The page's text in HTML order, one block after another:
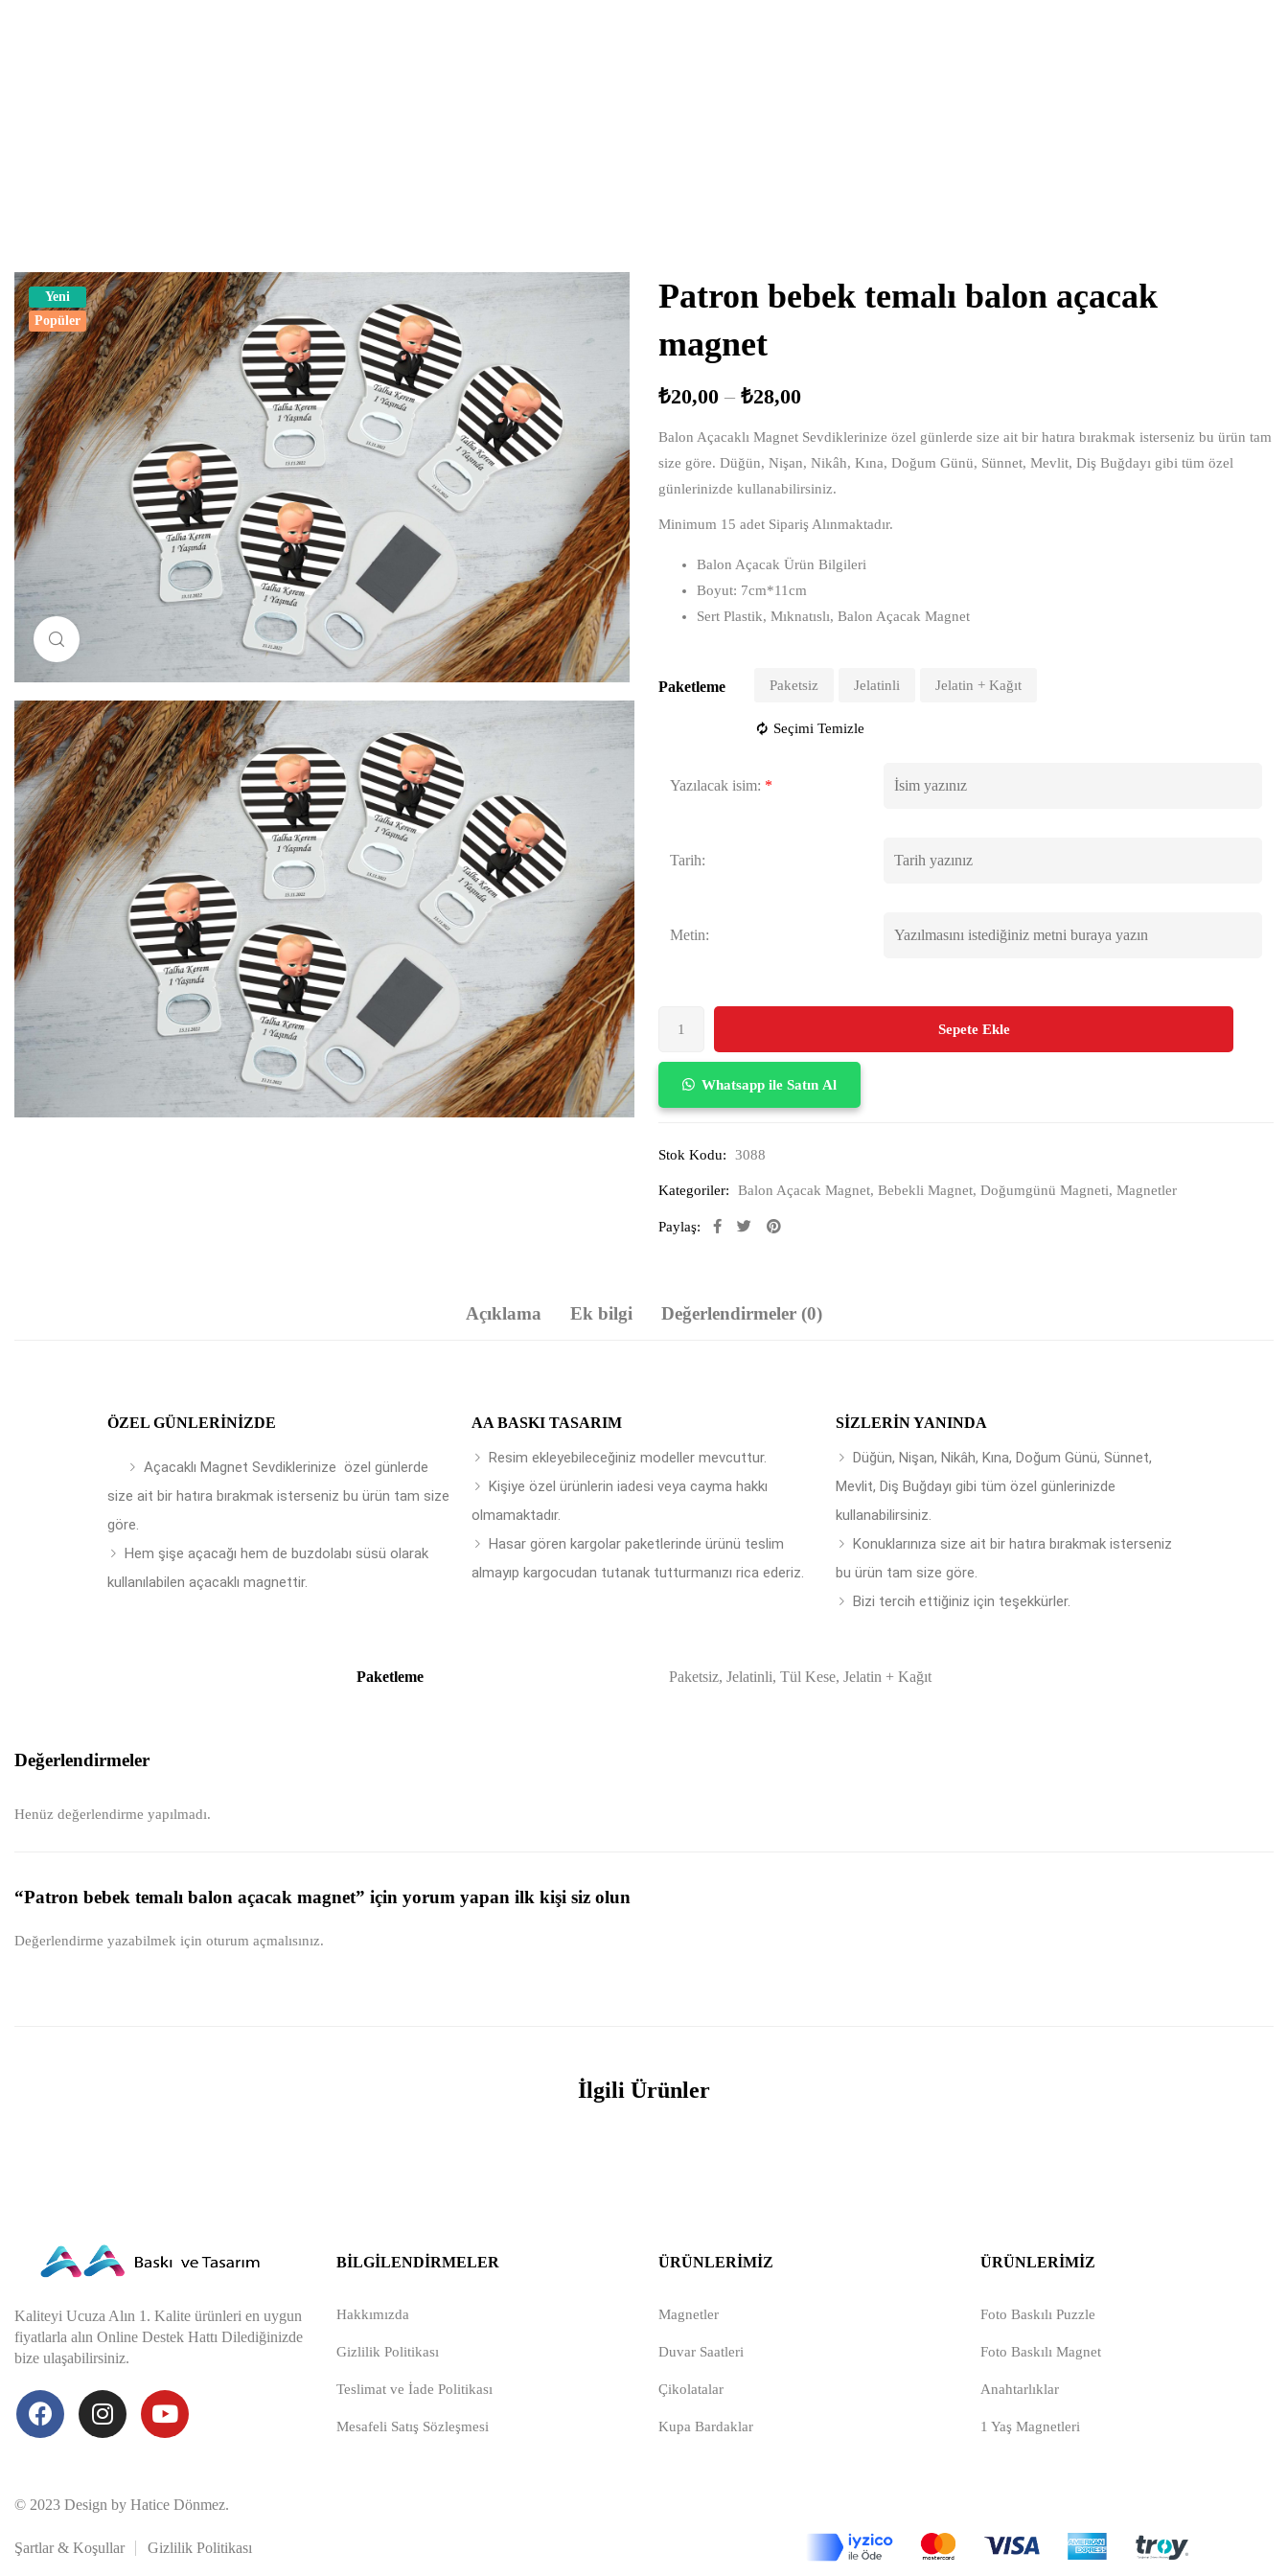
Yeni
Popüler
Resimi büyütmek için tıklayın
Patron bebek temalı balon açacak
magnet
₺20,00 – ₺28,00
Balon Açacaklı Magnet Sevdiklerinize özel günlerde size ait bir hatıra bırakmak isterseniz bu ürün tam
size göre. Düğün, Nişan, Nikâh, Kına, Doğum Günü, Sünnet, Mevlit, Diş Buğdayı gibi tüm özel
günlerinizde kullanabilirsiniz.
Minimum 15 adet Sipariş Alınmaktadır.
Balon Açacak Ürün Bilgileri
Boyut: 7cm*11cm
Sert Plastik, Mıknatıslı, Balon Açacak Magnet
Paketleme Paketsiz Jelatinli Jelatin + Kağıt
Seçimi Temizle
Yazılacak isim: *
Tarih:
Metin:
Sepete Ekle
Whatsapp ile Satın Al
Stok Kodu: 3088
Kategoriler: Balon Açacak Magnet, Bebekli Magnet, Doğumgünü Magneti, Magnetler
Paylaş:
Açıklama Ek bilgi Değerlendirmeler (0)
ÖZEL GÜNLERINIZDE
Açacaklı Magnet Sevdiklerinize özel günlerde
size ait bir hatıra bırakmak isterseniz bu ürün tam size
göre.
Hem şişe açacağı hem de buzdolabı süsü olarak
kullanılabilen açacaklı magnettir.
AA BASKI TASARIM
Resim ekleyebileceğiniz modeller mevcuttur.
Kişiye özel ürünlerin iadesi veya cayma hakkı
olmamaktadır.
Hasar gören kargolar paketlerinde ürünü teslim
almayıp kargocudan tutanak tutturmanızı rica ederiz.
SIZLERIN YANINDA
Düğün, Nişan, Nikâh, Kına, Doğum Günü, Sünnet,
Mevlit, Diş Buğdayı gibi tüm özel günlerinizde
kullanabilirsiniz.
Konuklarınıza size ait bir hatıra bırakmak isterseniz
bu ürün tam size göre.
Bizi tercih ettiğiniz için teşekkürler.
Paketleme Paketsiz, Jelatinli, Tül Kese, Jelatin + Kağıt
Değerlendirmeler
Henüz değerlendirme yapılmadı.
“Patron bebek temalı balon açacak magnet” için yorum yapan ilk kişi siz olun
Değerlendirme yazabilmek için oturum açmalısınız.
İlgili Ürünler
Kaliteyi Ucuza Alın 1. Kalite ürünleri en uygun
fiyatlarla alın Online Destek Hattı Dilediğinizde
bize ulaşabilirsiniz.
BILGILENDIRMELER
Hakkımızda
Gizlilik Politikası
Teslimat ve İade Politikası
Mesafeli Satış Sözleşmesi
ÜRÜNLERIMIZ
Magnetler
Duvar Saatleri
Çikolatalar
Kupa Bardaklar
ÜRÜNLERIMIZ
Foto Baskılı Puzzle
Foto Baskılı Magnet
Anahtarlıklar
1 Yaş Magnetleri
© 2023 Design by Hatice Dönmez.
Şartlar & Koşullar Gizlilik Politikası